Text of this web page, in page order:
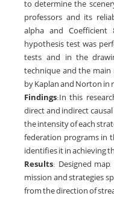
to determine the
professors and its
alpha and
hypothesis test was
tests, and in the
technique and the
by Kaplan and Norton
Findings:In this
direct and indirect
the intensity of each
federation programs in
identifies it in achieving
Results: Designed
mission and strategies
from the direction of